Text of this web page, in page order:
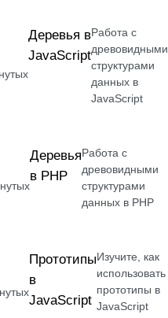
Деревья в
JavaScript
Работа с
древовидными
структурами
данных в
JavaScript
Деревья
в PHP
Работа с
древовидными
структурами
данных в PHP
Прототипы
в
JavaScript
Изучите, как
использовать
прототипы в
JavaScript